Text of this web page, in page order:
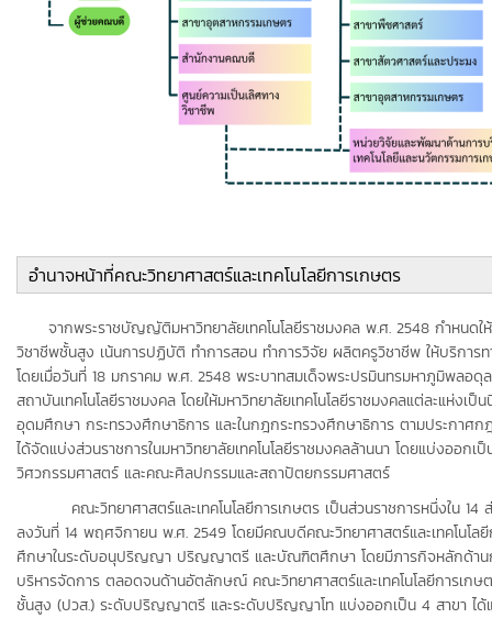
อำนาจหน้าที่คณะวิทยาศาสตร์และเทคโนโลยีการเกษตร
จากพระราชบัญญัติมหาวิทยาลัยเทคโนโลยีราชมงคล พ.ศ. 2548 กำหนดใ
วิชาชีพชั้นสูง เน้นการปฏิบัติ ทำการสอน ทำการวิจัย ผลิตครูวิชาชีพ ให้บริการ
โดยเมื่อวันที่ 18 มกราคม พ.ศ. 2548 พระบาทสมเด็จพระปรมินทรมหาภูมิพลอดุ
สถาบันเทคโนโลยีราชมงคล โดยให้มหาวิทยาลัยเทคโนโลยีราชมงคลแต่ละแห่
อุดมศึกษา กระทรวงศึกษาธิการ และในกฎกระทรวงศึกษาธิการ ตามประกาศ
ได้จัดแบ่งส่วนราชการในมหาวิทยาลัยเทคโนโลยีราชมงคลล้านนา โดยแบ่งออ
วิศวกรรมศาสตร์ และคณะศิลปกรรมและสถาปัตยกรรมศาสตร์
คณะวิทยาศาสตร์และเทคโนโลยีการเกษตร เป็นส่วนราชการหนึ่งใน 14 ส่ว
ลงวันที่ 14 พฤศจิกายน พ.ศ. 2549 โดยมีคณบดีคณะวิทยาศาสตร์และเทคโนโ
ศึกษาในระดับอนุปริญญา ปริญญาตรี และบัณฑิตศึกษา โดยมีภารกิจหลักด้านก
บริหารจัดการ ตลอดจนด้านอัตลักษณ์ คณะวิทยาศาสตร์และเทคโนโลยีการเ
ชั้นสูง (ปวส.) ระดับปริญญาตรี และระดับปริญญาโท แบ่งออกเป็น 4 สาขา ได้